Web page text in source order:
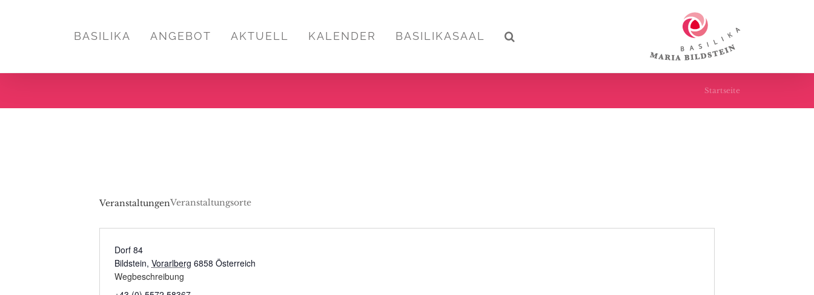
BASILIKA ANGEBOT AKTUELL KALENDER BASILIKASAAL
Startseite
VeranstaltungenVeranstaltungsorte
Dorf 84
Bildstein, Vorarlberg 6858 Österreich
Wegbeschreibung